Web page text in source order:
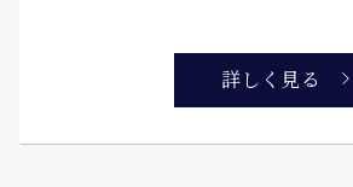
詳しく見る